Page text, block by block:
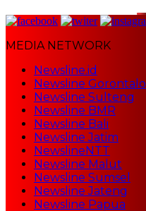
MEDIA NETWORK
Newsline.id
Newsline Gorontalo
Newsline Sulteng
Newsline BMR
Newsline Bali
Newsline Jatim
NewslineNTT
Newsline Malut
Newsline Sumsel
Newsline Jateng
Newsline Papua